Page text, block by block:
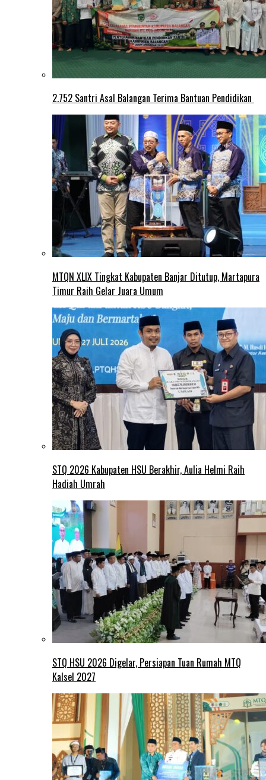
2.752 Santri Asal Balangan Terima Bantuan Pendidikan
MTQN XLIX Tingkat Kabupaten Banjar Ditutup, Martapura
Timur Raih Gelar Juara Umum
STQ 2026 Kabupaten HSU Berakhir, Aulia Helmi Raih
Hadiah Umrah
STQ HSU 2026 Digelar, Persiapan Tuan Rumah MTQ
Kalsel 2027